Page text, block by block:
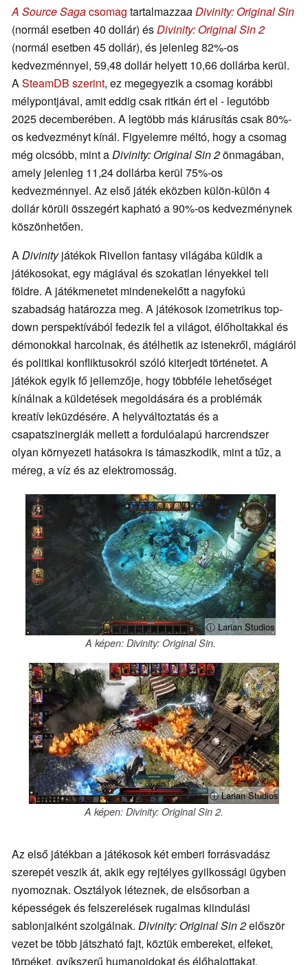
A Source Sagacsomag tartalmazzaaDivinity: Original Sin
(normál esetben 40 dollár) ésDivinity: Original Sin 2
(normál esetben 45 dollár), és jelenleg 82%-os
kedvezménnyel, 59,48 dollár helyett 10,66 dollárba kerül.
ASteamDB szerint, ez megegyezik a csomag korábbi
mélypontjával, amit eddig csak ritkán ért el - legutóbb
2025 decemberében. A legtöbb más kiárusítás csak 80%-
os kedvezményt kínál. Figyelemre méltó, hogy a csomag
még olcsóbb, mint aDivinity: Original Sin 2önmagában,
amely jelenleg 11,24 dollárba kerül 75%-os
kedvezménnyel. Az első játék eközben külön-külön 4
dollár körüli összegért kapható a 90%-os kedvezménynek
köszönhetően.
ADivinityjátékok Rivellon fantasy világába küldik a
játékosokat, egy mágiával és szokatlan lényekkel teli
földre. A játékmenetet mindenekelőtt a nagyfokú
szabadság határozza meg. A játékosok izometrikus top-
down perspektívából fedezik fel a világot, élőholtakkal és
démonokkal harcolnak, és átélhetik az istenekről, mágiáról
és politikai konfliktusokról szóló kiterjedt történetet. A
játékok egyik fő jellemzője, hogy többféle lehetőséget
kínálnak a küldetések megoldására és a problémák
kreatív leküzdésére. A helyváltoztatás és a
csapatszinergiák mellett a fordulóalapú harcrendszer
olyan környezeti hatásokra is támaszkodik, mint a tűz, a
méreg, a víz és az elektromosság.
ⓘ Larian Studios
A képen: Divinity: Original Sin.
ⓘ Larian Studios
A képen: Divinity: Original Sin 2.
Az első játékban a játékosok két emberi forrásvadász
szerepét veszik át, akik egy rejtélyes gyilkossági ügyben
nyomoznak. Osztályok léteznek, de elsősorban a
képességek és felszerelések rugalmas kiindulási
sablonjaiként szolgálnak. Divinity: Original Sin 2először
vezet be több játszható fajt, köztük embereket, elfeket,
törpéket, gyíkszerű humanoidokat és élőhalottakat,